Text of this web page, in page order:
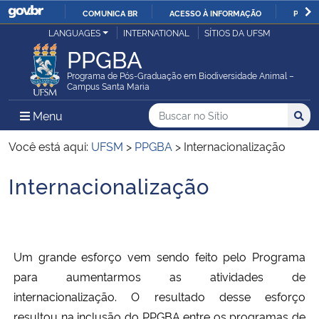
IR
O
COMUNICA BR ACESSO À INFORMAÇÃO
Ministério da Justiça e Segurança Pública
Ministério da Defesa
Ministério das Relações Exteriores
Ministério da Economia
Ministério da Agricultura, Pecuária e Abastecimento
Ministério da Educação
LANGUAGES INTERNATIONAL SÍTIOS DA UFSM
PPGBA
Programa de Pós-Graduação em Biodiversidade Animal –
Campus Santa Maria
Menu Menu Principal do Sítio
Busca
Buscar no no Sítio
Busca:
Você está aqui: UFSM > PPGBA > Internacionalização
Início do conteúdo
Internacionalização
Um grande esforço vem sendo feito pelo Programa
para aumentarmos as atividades de
internacionalização. O resultado desse esforço
resultou na inclusão do PPGBA entre os programas de